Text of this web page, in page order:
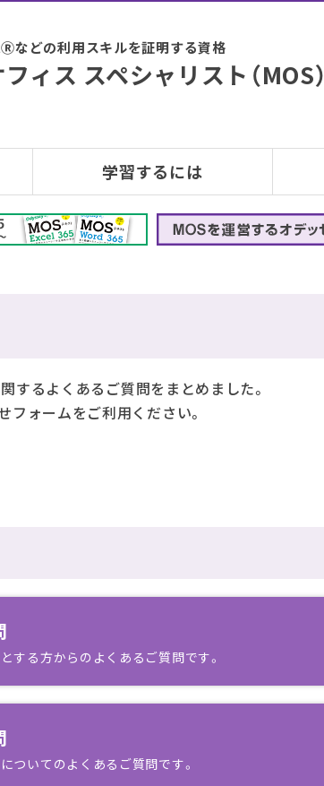
どの利用スキルを証明する資格
ィス スペシャリスト（MOS）
学習するには
するよくあるご質問をまとめました。
フォームをご利用ください。
する方からのよくあるご質問です。
ついてのよくあるご質問です。